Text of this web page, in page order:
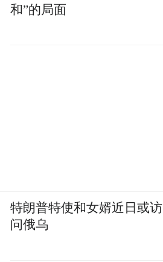
和”的局面
特朗普特使和女婿近日或访
问俄乌